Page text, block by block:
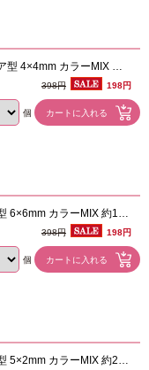
型 4×4mm カラーMIX 約
398円 198円
個
6×6mm カラーMIX 約15
398円 198円
個
5×2mm カラーMIX 約20